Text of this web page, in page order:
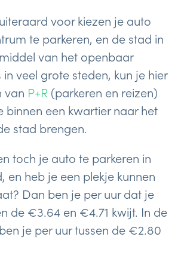
voor kiezen je auto
te parkeren, en de stad in
van het openbaar
veel grote steden, kun je hier
van P+R (parkeren en reizen)
binnen een kwartier naar het
stad brengen.
toch je auto te parkeren in
en heb je een plekje kunnen
Dan ben je per uur dat je
de €3.64 en €4.71 kwijt. In de
ben je per uur tussen de €2.80